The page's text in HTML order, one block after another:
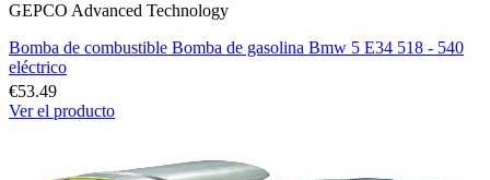
GEPCO Advanced Technology
Bomba de combustible Bomba de gasolina Bmw 5 E34 518 - 540
eléctrico
€53.49
Ver el producto